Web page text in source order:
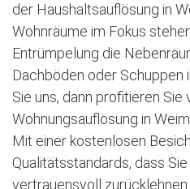
der Haushaltsauflösung in
Wohnräume im Fokus
Entrümpelung die
Dachböden oder Schuppen
Sie uns, dann profitieren Sie
Wohnungsauflösung in
Mit einer kostenlosen
Qualitätsstandards, dass
vertrauensvoll